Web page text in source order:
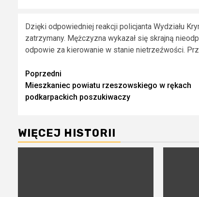
Dzięki odpowiedniej reakcji policjanta Wydziału
zatrzymany. Mężczyzna wykazał się skrajną
odpowie za kierowanie w stanie nietrzeźwości.
Zobacz
wpisy
Poprzedni
Mieszkaniec powiatu rzeszowskiego w rękach
podkarpackich poszukiwaczy
WIĘCEJ HISTORII